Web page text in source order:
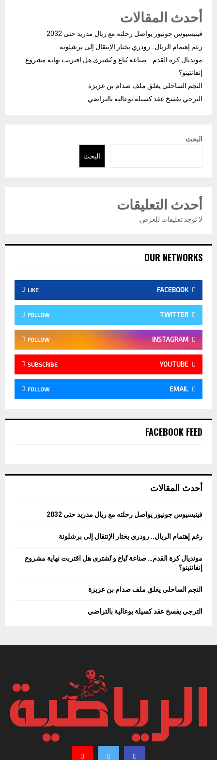
أحدث المقالات
فينيسيوس جونيور يواصل رحلته مع ريال مدريد حتى 2032
رغم إهتمام الريال.. رودري يختار الإنتقال إلى برشلونة
مونديال كرة القدم… صناعة تُباع و تُشترى هل اقتربت نهاية مشروع
إنفانتينو؟
النجم الساحلي يغلق ملف صدام بن عزيزة
الترجي يفسخ عقد كسيلة بوعالية بالتراضي
البحث
البحث
أحدث التعليقات
لا توجد تعليقات للعرض.
OUR NETWORKS
FACEBOOK
LIKE
TWITTER
FOLLOW
INSTAGRAM
FOLLOW
YOUTUBE
SUBSCRIBE
EMAIL
FOLLOW
FACEBOOK FEED
أحدث المقالات
فينيسيوس جونيور يواصل رحلته مع ريال مدريد حتى 2032
رغم إهتمام الريال.. رودري يختار الإنتقال إلى برشلونة
مونديال كرة القدم… صناعة تُباع و تُشترى هل اقتربت نهاية مشروع
إنفانتينو؟
النجم الساحلي يغلق ملف صدام بن عزيزة
الترجي يفسخ عقد كسيلة بوعالية بالتراضي